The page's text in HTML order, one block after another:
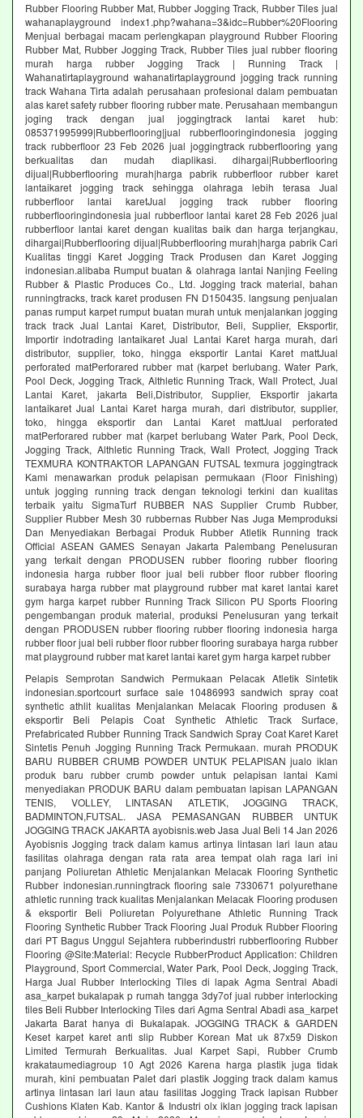
Rubber Flooring Rubber Mat, Rubber Jogging Track, Rubber Tiles jual
wahanaplayground index1.php?wahana=3&idc=Rubber%20Flooring
Menjual berbagai macam perlengkapan playground Rubber Flooring
Rubber Mat, Rubber Jogging Track, Rubber Tiles jual rubber flooring
murah harga rubber Jogging Track | Running Track |
Wahanatirtaplayground wahanatirtaplayground jogging track running
track Wahana Tirta adalah perusahaan profesional dalam pembuatan
alas karet safety rubber flooring rubber mate. Perusahaan membangun
joging track dengan jual joggingtrack lantai karet hub:
085371995999|Rubberflooring|jual rubberflooringindonesia jogging
track rubberfloor 23 Feb 2026 jual joggingtrack rubberflooring yang
berkualitas dan mudah diaplikasi. dihargai|Rubberflooring
dijual|Rubberflooring murah|harga pabrik rubberfloor rubber karet
lantaikaret jogging track sehingga olahraga lebih terasa Jual
rubberfloor lantai karetJual jogging track rubber flooring
rubberflooringindonesia jual rubberfloor lantai karet 28 Feb 2026 jual
rubberfloor lantai karet dengan kualitas baik dan harga terjangkau,
dihargai|Rubberflooring dijual|Rubberflooring murah|harga pabrik Cari
Kualitas tinggi Karet Jogging Track Produsen dan Karet Jogging
indonesian.alibaba Rumput buatan & olahraga lantai Nanjing Feeling
Rubber & Plastic Produces Co., Ltd. Jogging track material, bahan
runningtracks, track karet produsen FN D150435. langsung penjualan
panas rumput karpet rumput buatan murah untuk menjalankan jogging
track track Jual Lantai Karet, Distributor, Beli, Supplier, Eksportir,
Importir indotrading lantaikaret Jual Lantai Karet harga murah, dari
distributor, supplier, toko, hingga eksportir Lantai Karet mattJual
perforated matPerforared rubber mat (karpet berlubang. Water Park,
Pool Deck, Jogging Track, Althletic Running Track, Wall Protect, Jual
Lantai Karet, jakarta Beli,Distributor, Supplier, Eksportir jakarta
lantaikaret Jual Lantai Karet harga murah, dari distributor, supplier,
toko, hingga eksportir dan Lantai Karet mattJual perforated
matPerforared rubber mat (karpet berlubang Water Park, Pool Deck,
Jogging Track, Althletic Running Track, Wall Protect, Jogging Track
TEXMURA KONTRAKTOR LAPANGAN FUTSAL texmura joggingtrack
Kami menawarkan produk pelapisan permukaan (Floor Finishing)
untuk jogging running track dengan teknologi terkini dan kualitas
terbaik yaitu SigmaTurf RUBBER NAS Supplier Crumb Rubber,
Supplier Rubber Mesh 30 rubbernas Rubber Nas Juga Memproduksi
Dan Menyediakan Berbagai Produk Rubber Atletik Running track
Official ASEAN GAMES Senayan Jakarta Palembang Penelusuran
yang terkait dengan PRODUSEN rubber flooring rubber flooring
indonesia harga rubber floor jual beli rubber floor rubber flooring
surabaya harga rubber mat playground rubber mat karet lantai karet
gym harga karpet rubber Running Track Silicon PU Sports Flooring
pengembangan produk material, produksi Penelusuran yang terkait
dengan PRODUSEN rubber flooring rubber flooring indonesia harga
rubber floor jual beli rubber floor rubber flooring surabaya harga rubber
mat playground rubber mat karet lantai karet gym harga karpet rubber
Pelapis Semprotan Sandwich Permukaan Pelacak Atletik Sintetik
indonesian.sportcourt surface sale 10486993 sandwich spray coat
synthetic athlit kualitas Menjalankan Melacak Flooring produsen &
eksportir Beli Pelapis Coat Synthetic Athletic Track Surface,
Prefabricated Rubber Running Track Sandwich Spray Coat Karet Karet
Sintetis Penuh Jogging Running Track Permukaan. murah PRODUK
BARU RUBBER CRUMB POWDER UNTUK PELAPISAN jualo iklan
produk baru rubber crumb powder untuk pelapisan lantai Kami
menyediakan PRODUK BARU dalam pembuatan lapisan LAPANGAN
TENIS, VOLLEY, LINTASAN ATLETIK, JOGGING TRACK,
BADMINTON,FUTSAL. JASA PEMASANGAN RUBBER UNTUK
JOGGING TRACK JAKARTA ayobisnis.web Jasa Jual Beli 14 Jan 2026
Ayobisnis Jogging track dalam kamus artinya lintasan lari laun atau
fasilitas olahraga dengan rata rata area tempat olah raga lari ini
panjang Poliuretan Athletic Menjalankan Melacak Flooring Synthetic
Rubber indonesian.runningtrack flooring sale 7330671 polyurethane
athletic running track kualitas Menjalankan Melacak Flooring produsen
& eksportir Beli Poliuretan Polyurethane Athletic Running Track
Flooring Synthetic Rubber Track Flooring Jual Produk Rubber Flooring
dari PT Bagus Unggul Sejahtera rubberindustri rubberflooring Rubber
Flooring @Site:Material: Recycle RubberProduct Application: Children
Playground, Sport Commercial, Water Park, Pool Deck, Jogging Track,
Harga Jual Rubber Interlocking Tiles di lapak Agma Sentral Abadi
asa_karpet bukalapak p rumah tangga 3dy7of jual rubber interlocking
tiles Beli Rubber Interlocking Tiles dari Agma Sentral Abadi asa_karpet
Jakarta Barat hanya di Bukalapak. JOGGING TRACK & GARDEN
Keset karpet karet anti slip Rubber Korean Mat uk 87x59 Diskon
Limited Termurah Berkualitas. Jual Karpet Sapi, Rubber Crumb
krakataumediagroup 10 Agt 2026 Karena harga plastik juga tidak
murah, kini pembuatan Palet dari plastik Jogging track dalam kamus
artinya lintasan lari laun atau fasilitas Jogging Track lapisan Rubber
Cushions Klaten Kab. Kantor & Industri olx iklan jogging track lapisan